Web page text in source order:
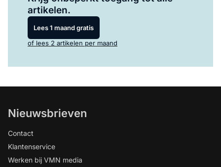
artikelen.
Lees 1 maand gratis
of lees 2 artikelen per maand
Nieuwsbrieven
Contact
Klantenservice
Werken bij VMN media